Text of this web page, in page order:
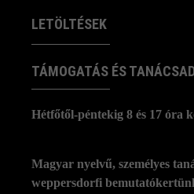
LETÖLTÉSEK
TÁMOGATÁS ÉS
Hétfőtől-péntekig 8 és 17 óra
Magyar nyelvű, személyes
weppersdorfi